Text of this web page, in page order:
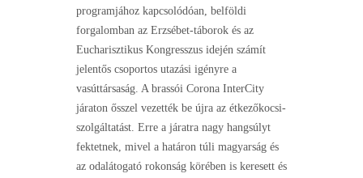
programjához kapcsolódóan, belföldi
forgalomban az Erzsébet-táborok és az
Eucharisztikus Kongresszus idején számít
jelentős csoportos utazási igényre a
vasúttársaság. A brassói Corona InterCity
járaton ősszel vezették be újra az étkezőkocsi-
szolgáltatást. Erre a járatra nagy hangsúlyt
fektetnek, mivel a határon túli magyarság és
az odalátogató rokonság körében is keresett és